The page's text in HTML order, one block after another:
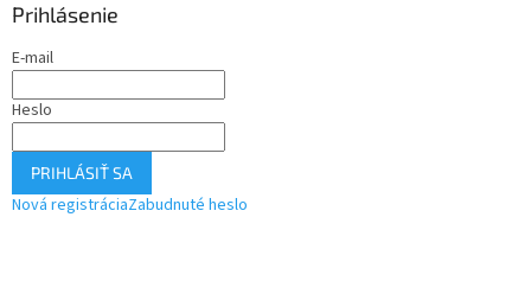
Prihlásenie
E-mail
Heslo
PRIHLÁSIŤ SA
Nová registráciaZabudnuté heslo